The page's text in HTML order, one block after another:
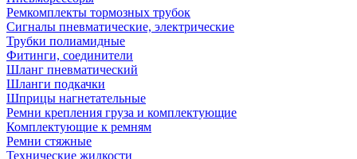
Ремкомплекты тормозных трубок
Сигналы пневматические, электрические
Трубки полиамидные
Фитинги, соединители
Шланг пневматический
Шланги подкачки
Шприцы нагнетательные
Ремни крепления груза и комплектующие
Комплектующие к ремням
Ремни стяжные
Технические жидкости